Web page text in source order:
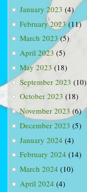
January 2023 (4)
February 2023(11)
March 2023(5)
April 2023 (5)
May 2023 (18)
September 2023 (10)
October 2023 (18)
November 2023 (6)
December 2023 (5)
January 2024 (4)
February 2024 (14)
March 2024 (10)
April 2024 (4)